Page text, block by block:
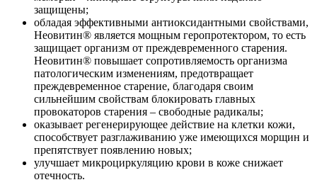
защищены;
обладая эффективными антиоксидантными свойствами,
Неовитин® является мощным геропротектором, то есть
защищает организм от преждевременного старения.
Неовитин® повышает сопротивляемость организма
патологическим изменениям, предотвращает
преждевременное старение, благодаря своим
сильнейшим свойствам блокировать главных
провокаторов старения – свободные радикалы;
оказывает регенерирующее действие на клетки кожи,
способствует разглаживанию уже имеющихся морщин и
препятствует появлению новых;
улучшает микроциркуляцию крови в коже снижает
отечность.